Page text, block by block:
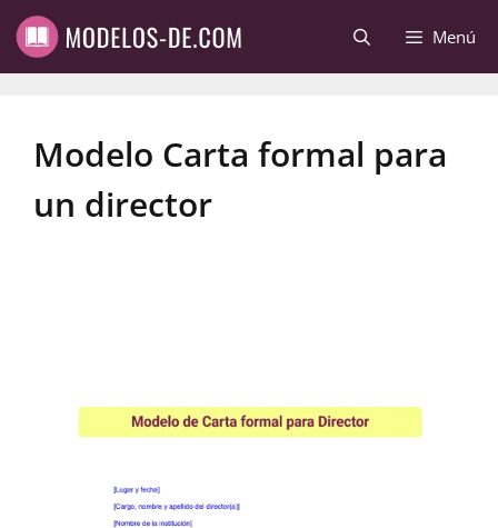
Saltar
al
contenido
Menú
Modelo Carta formal para
un director